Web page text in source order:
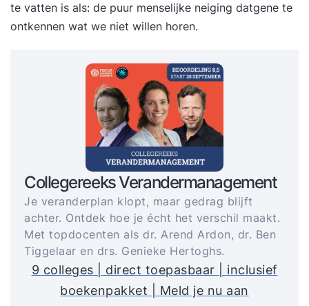
te vatten is als: de puur menselijke neiging datgene te
ontkennen wat we niet willen horen.
Collegereeks Verandermanagement
Je veranderplan klopt, maar gedrag blijft
achter. Ontdek hoe je écht het verschil maakt.
Met topdocenten als dr. Arend Ardon, dr. Ben
Tiggelaar en drs. Genieke Hertoghs.
9 colleges | direct toepasbaar | inclusief
boekenpakket | Meld je nu aan